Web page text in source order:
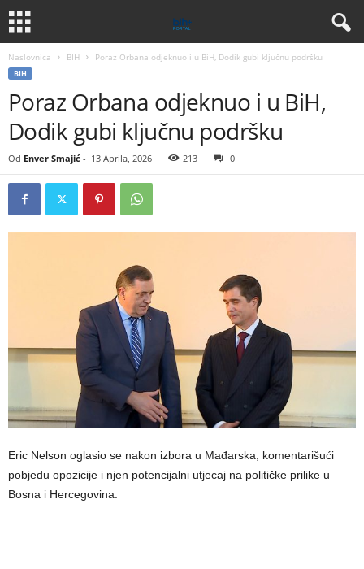
Naslovnica BIH Poraz Orbana odjeknuo i u BiH, Dodik gubi ključnu podršku
BIH
Poraz Orbana odjeknuo i u BiH,
Dodik gubi ključnu podršku
Od Enver Smajić - 13 Aprila, 2026 213 0
Eric Nelson oglasio se nakon izbora u Mađarska, komentarišući
pobjedu opozicije i njen potencijalni utjecaj na političke prilike u
Bosna i Hercegovina.